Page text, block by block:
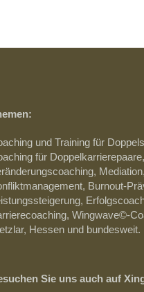
und Training für
für Doppelkarrierepaare,
Mediation,
Burnout-
Wingwave©-
Hessen und bundesweit.
Sie uns auch auf